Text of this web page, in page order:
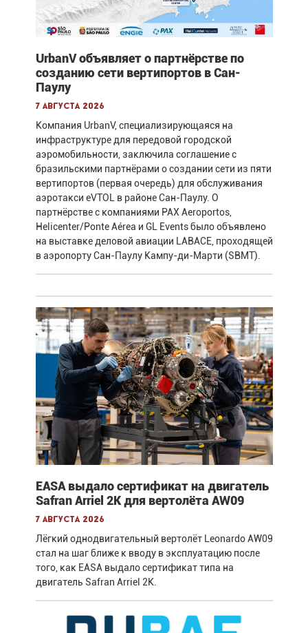
UrbanV объявляет о партнёрстве по
созданию сети вертипортов в Сан-
Паулу
7 августа 2026
Компания UrbanV, специализирующаяся на
инфраструктуре для передовой городской
аэромобильности, заключила соглашение с
бразильскими партнёрами о создании сети из пяти
вертипортов (первая очередь) для обслуживания
аэротакси eVTOL в районе Сан-Паулу. О
партнёрстве с компаниями PAX Aeroportos,
Helicenter/Ponte Aérea и GL Events было объявлено
на выставке деловой авиации LABACE, проходящей
в аэропорту Сан-Паулу Кампу-ди-Марти (SBMT).
EASA выдало сертификат на двигатель
Safran Arriel 2K для вертолёта AW09
7 августа 2026
Лёгкий однодвигательный вертолёт Leonardo AW09
стал на шаг ближе к вводу в эксплуатацию после
того, как EASA выдало сертификат типа на
двигатель Safran Arriel 2K.